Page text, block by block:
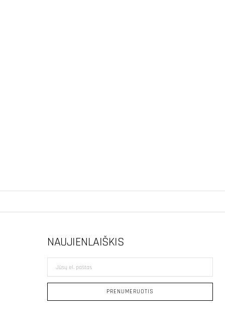
NAUJIENLAIŠKIS
Jūsų
el.
PRENUMERUOTIS